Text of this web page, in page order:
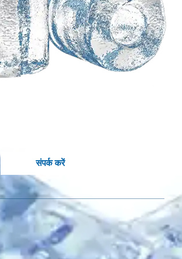
के आधार पर एक
संपर्क करें